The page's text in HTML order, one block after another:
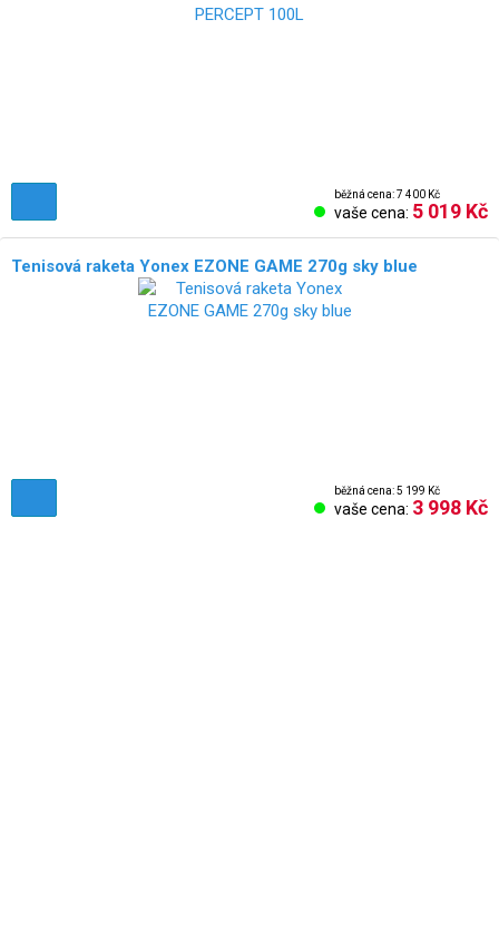
běžná cena: 7 400 Kč
vaše cena: 5 019 Kč
Tenisová raketa Yonex EZONE GAME 270g sky blue
běžná cena: 5 199 Kč
vaše cena: 3 998 Kč